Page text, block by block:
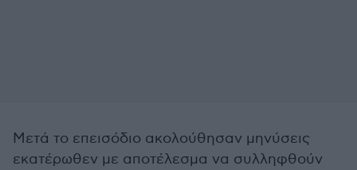
Μετά το επεισόδιο ακολούθησαν μηνύσεις
εκατέρωθεν με αποτέλεσμα να συλληφθούν